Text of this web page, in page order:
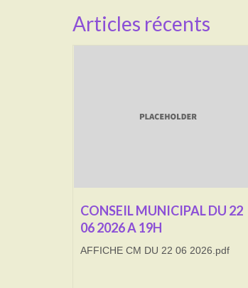
Articles récents
CONSEIL MUNICIPAL DU 22
06 2026 A 19H
AFFICHE CM DU 22 06 2026.pdf